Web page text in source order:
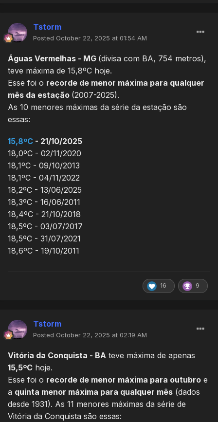
Tstorm
Posted October 22, 2025 at 01:54 AM
Águas Vermelhas - MG (divisa com BA, 754 metros),
teve máxima de 15,8ºC hoje.
Esse foi o recorde de menor máxima para qualquer
mês da estação (2007-2025).
As 10 menores máximas da série da estação são
essas:
15,8ºC - 21/10/2025
18,0ºC - 02/11/2020
18,1ºC - 09/10/2013
18,1ºC - 04/11/2022
18,2ºC - 13/06/2025
18,3ºC - 16/06/2011
18,4ºC - 21/10/2018
18,5ºC - 03/07/2017
18,5ºC - 31/07/2021
18,6ºC - 19/10/2011
16 9
Tstorm
Posted October 22, 2025 at 02:19 AM
Vitória da Conquista - BA teve máxima de apenas
15,5ºC hoje.
Esse foi o recorde de menor máxima para outubro e
a quinta menor máxima para qualquer mês (dados
desde 1931). As 11 menores máximas da série de
Vitória da Conquista são essas: